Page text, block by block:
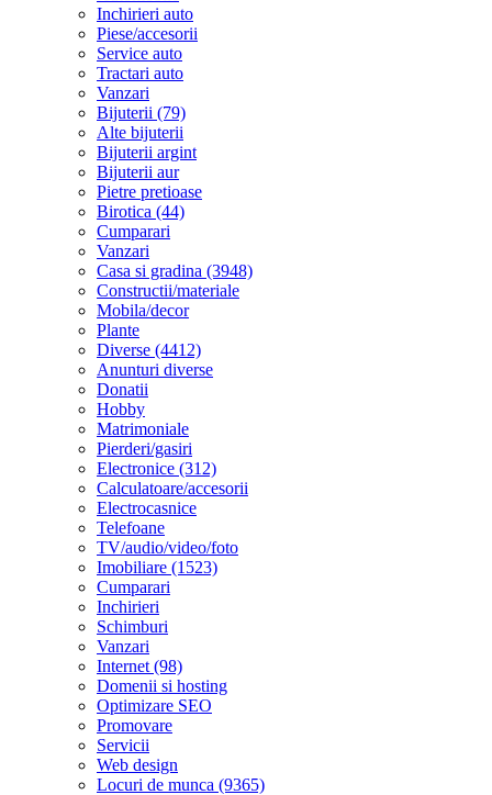
Inchirieri auto
Piese/accesorii
Service auto
Tractari auto
Vanzari
Bijuterii (79)
Alte bijuterii
Bijuterii argint
Bijuterii aur
Pietre pretioase
Birotica (44)
Cumparari
Vanzari
Casa si gradina (3948)
Constructii/materiale
Mobila/decor
Plante
Diverse (4412)
Anunturi diverse
Donatii
Hobby
Matrimoniale
Pierderi/gasiri
Electronice (312)
Calculatoare/accesorii
Electrocasnice
Telefoane
TV/audio/video/foto
Imobiliare (1523)
Cumparari
Inchirieri
Schimburi
Vanzari
Internet (98)
Domenii si hosting
Optimizare SEO
Promovare
Servicii
Web design
Locuri de munca (9365)